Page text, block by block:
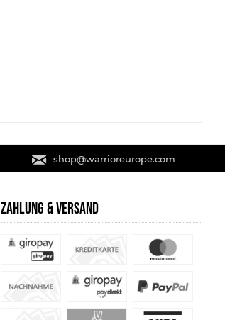
shop@warrioreurope.com
ZAHLUNG & VERSAND